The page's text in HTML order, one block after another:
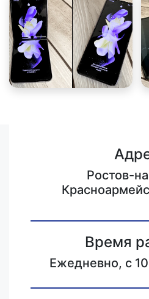
Ростов-
Время
Ежедневно, с